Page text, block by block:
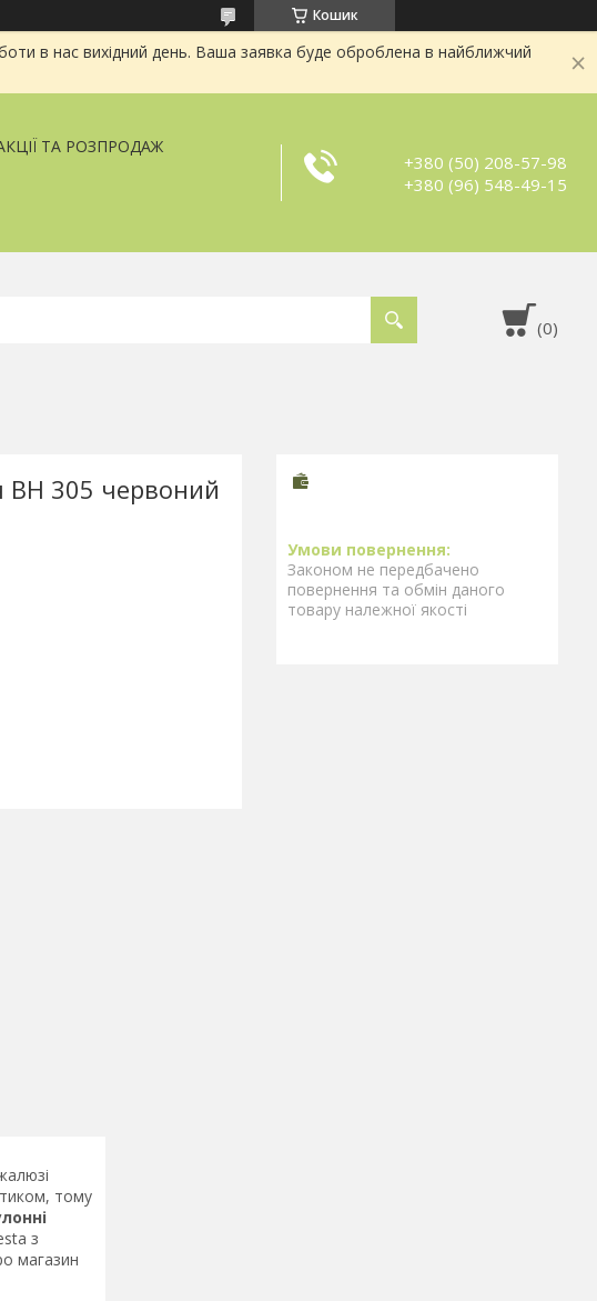
Кошик
в нас вихідний день. Ваша заявка буде оброблена в найближчий
ТА РОЗПРОДАЖ
+380 (50) 208-57-98
+380 (96) 548-49-15
BH 305 червоний
Законом не передбачено
повернення та обмін даного
товару належної якості
тому
з
магазин